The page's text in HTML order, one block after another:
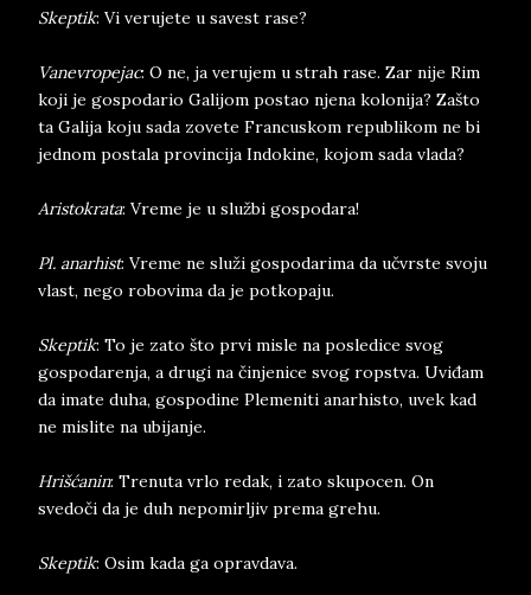
Skeptik: Vi verujete u savest rase?
Vanevropejac: O ne, ja verujem u strah rase. Zar nije Rim
koji je gospodario Galijom postao njena kolonija? Zašto
ta Galija koju sada zovete Francuskom republikom ne bi
jednom postala provincija Indokine, kojom sada vlada?
Aristokrata: Vreme je u službi gospodara!
Pl. anarhist: Vreme ne služi gospodarima da učvrste svoju
vlast, nego robovima da je potkopaju.
Skeptik: To je zato što prvi misle na posledice svog
gospodarenja, a drugi na činjenice svog ropstva. Uviđam
da imate duha, gospodine Plemeniti anarhisto, uvek kad
ne mislite na ubijanje.
Hrišćanin: Trenuta vrlo redak, i zato skupocen. On
svedoči da je duh nepomirljiv prema grehu.
Skeptik: Osim kada ga opravdava.